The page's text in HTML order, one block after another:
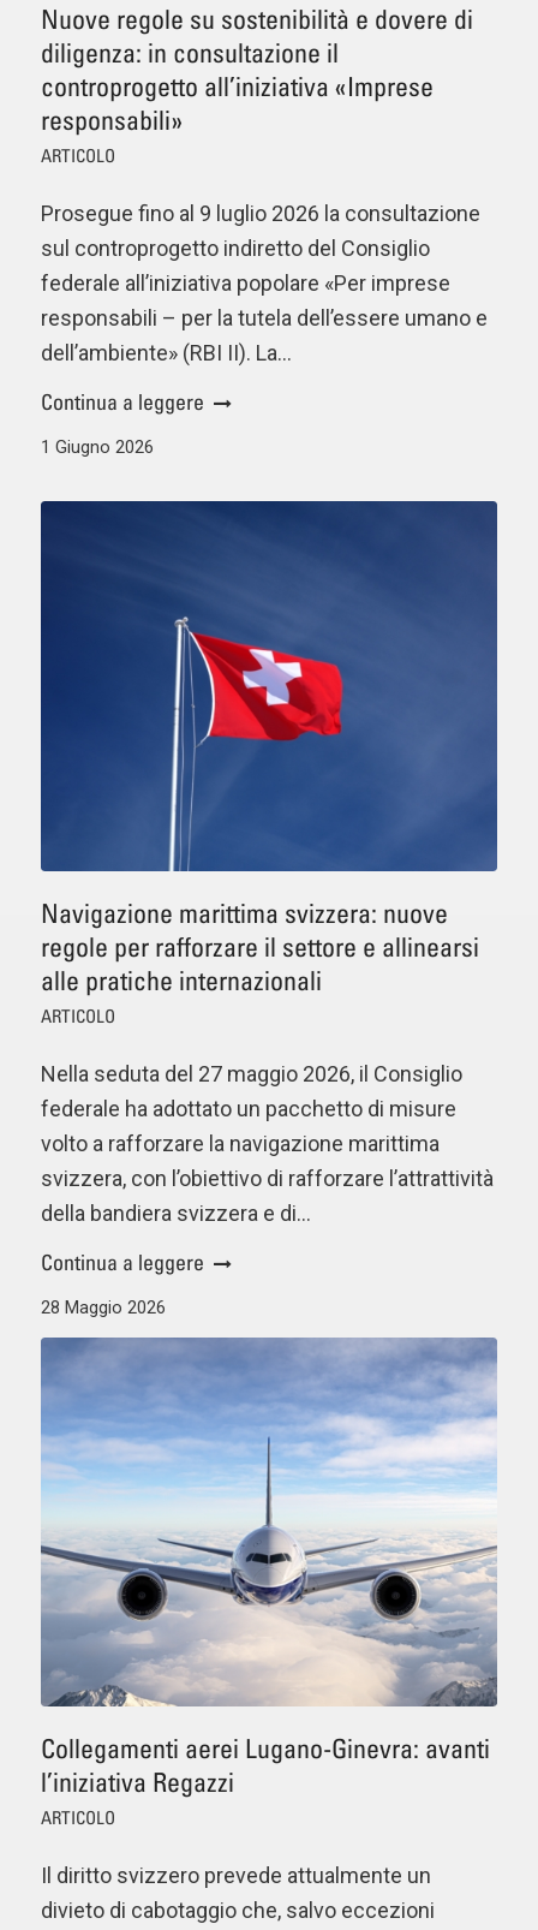
Nuove regole su sostenibilità e dovere di
diligenza: in consultazione il
controprogetto all’iniziativa «Imprese
responsabili»
ARTICOLO
Prosegue fino al 9 luglio 2026 la consultazione
sul controprogetto indiretto del Consiglio
federale all’iniziativa popolare «Per imprese
responsabili – per la tutela dell’essere umano e
dell’ambiente» (RBI II). La…
Continua a leggere
1 Giugno 2026
Navigazione marittima svizzera: nuove
regole per rafforzare il settore e allinearsi
alle pratiche internazionali
ARTICOLO
Nella seduta del 27 maggio 2026, il Consiglio
federale ha adottato un pacchetto di misure
volto a rafforzare la navigazione marittima
svizzera, con l’obiettivo di rafforzare l’attrattività
della bandiera svizzera e di…
Continua a leggere
28 Maggio 2026
Collegamenti aerei Lugano-Ginevra: avanti
l’iniziativa Regazzi
ARTICOLO
Il diritto svizzero prevede attualmente un
divieto di cabotaggio che, salvo eccezioni